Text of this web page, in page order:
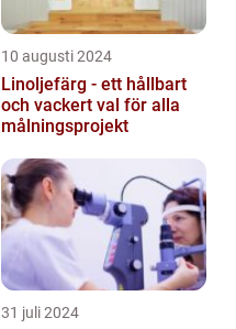
10 augusti 2024
Linoljefärg - ett hållbart
och vackert val för alla
målningsprojekt
31 juli 2024